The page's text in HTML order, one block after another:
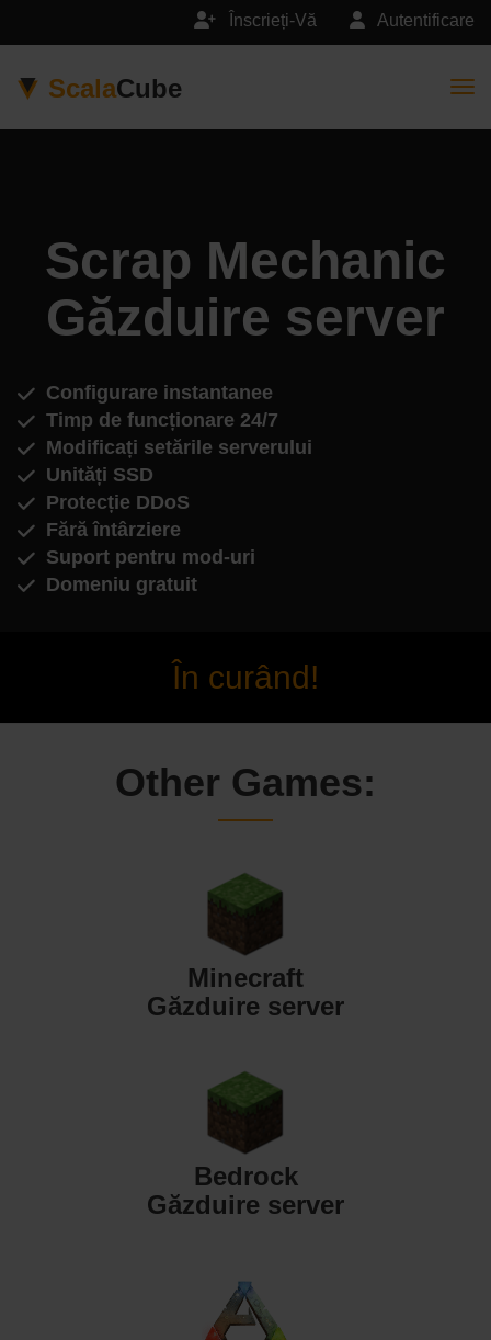
Autentificare
Înscrieți-Vă
ScalaCube
Scrap Mechanic
Găzduire server
Configurare instantanee
Timp de funcționare 24/7
Modificați setările serverului
Unități SSD
Protecție DDoS
Fără întârziere
Suport pentru mod-uri
Domeniu gratuit
În curând!
Other Games:
Minecraft
Găzduire server
Bedrock
Găzduire server